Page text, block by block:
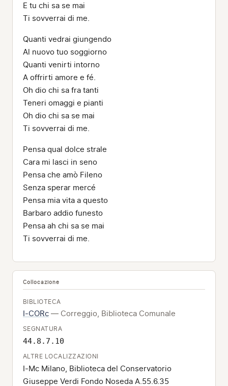
E tu chi sa se mai
Ti sovverrai di me.
Quanti vedrai giungendo
Al nuovo tuo soggiorno
Quanti venirti intorno
A offrirti amore e fé.
Oh dio chi sa fra tanti
Teneri omaggi e pianti
Oh dio chi sa se mai
Ti sovverrai di me.
Pensa qual dolce strale
Cara mi lasci in seno
Pensa che amò Fileno
Senza sperar mercé
Pensa mia vita a questo
Barbaro addio funesto
Pensa ah chi sa se mai
Ti sovverrai di me.
Collocazione
BIBLIOTECA
I-CORc — Correggio, Biblioteca Comunale
SEGNATURA
44.8.7.10
ALTRE LOCALIZZAZIONI
I-Mc Milano, Biblioteca del Conservatorio
Giuseppe Verdi Fondo Noseda A.55.6.35